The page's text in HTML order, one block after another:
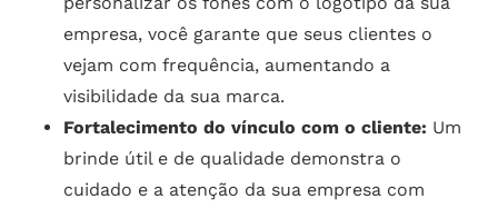
empresa, você garante que seus clientes o
vejam com frequência, aumentando a
visibilidade da sua marca.
Fortalecimento do vínculo com o cliente: Um
brinde útil e de qualidade demonstra o
cuidado e a atenção da sua empresa com